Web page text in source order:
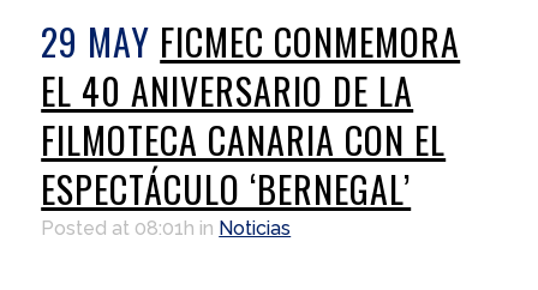
29 MAY FICMEC CONMEMORA
EL 40 ANIVERSARIO DE LA
FILMOTECA CANARIA CON EL
ESPECTÁCULO ‘BERNEGAL’
Posted at 08:01h in Noticias